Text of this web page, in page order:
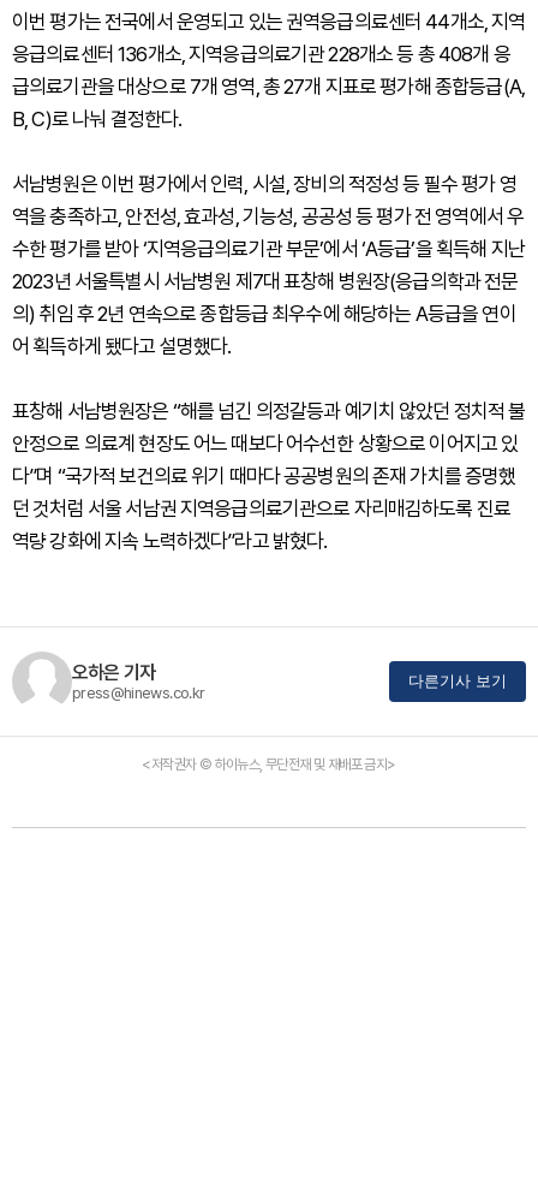
이번 평가는 전국에서 운영되고 있는 권역응급의료센터 44개소, 지역
응급의료센터 136개소, 지역응급의료기관 228개소 등 총 408개 응
급의료기관을 대상으로 7개 영역, 총 27개 지표로 평가해 종합등급(A,
B, C)로 나눠 결정한다.
서남병원은 이번 평가에서 인력, 시설, 장비의 적정성 등 필수 평가 영
역을 충족하고, 안전성, 효과성, 기능성, 공공성 등 평가 전 영역에서 우
수한 평가를 받아 ‘지역응급의료기관 부문’에서 ‘A등급’을 획득해 지난
2023년 서울특별시 서남병원 제7대 표창해 병원장(응급의학과 전문
의) 취임 후 2년 연속으로 종합등급 최우수에 해당하는 A등급을 연이
어 획득하게 됐다고 설명했다.
표창해 서남병원장은 “해를 넘긴 의정갈등과 예기치 않았던 정치적 불
안정으로 의료계 현장도 어느 때보다 어수선한 상황으로 이어지고 있
다”며 “국가적 보건의료 위기 때마다 공공병원의 존재 가치를 증명했
던 것처럼 서울 서남권 지역응급의료기관으로 자리매김하도록 진료
역량 강화에 지속 노력하겠다”라고 밝혔다.
오하은 기자
press@hinews.co.kr
다른기사 보기
<저작권자 © 하이뉴스, 무단전재 및 재배포 금지>